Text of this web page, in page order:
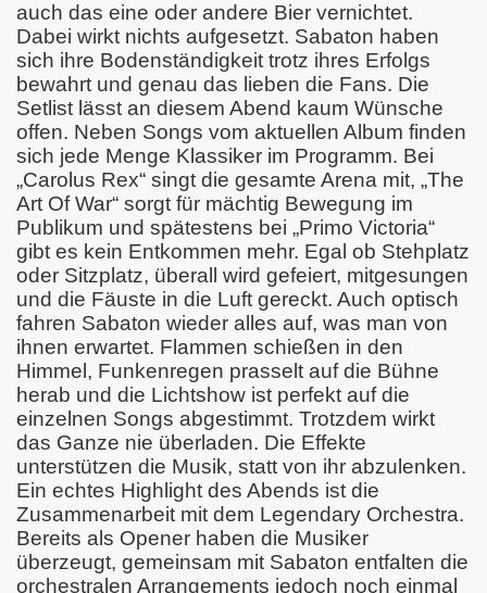
auch das eine oder andere Bier vernichtet.
Dabei wirkt nichts aufgesetzt. Sabaton haben
sich ihre Bodenständigkeit trotz ihres Erfolgs
bewahrt und genau das lieben die Fans. Die
Setlist lässt an diesem Abend kaum Wünsche
offen. Neben Songs vom aktuellen Album finden
sich jede Menge Klassiker im Programm. Bei
„Carolus Rex“ singt die gesamte Arena mit, „The
Art Of War“ sorgt für mächtig Bewegung im
Publikum und spätestens bei „Primo Victoria“
gibt es kein Entkommen mehr. Egal ob Stehplatz
oder Sitzplatz, überall wird gefeiert, mitgesungen
und die Fäuste in die Luft gereckt. Auch optisch
fahren Sabaton wieder alles auf, was man von
ihnen erwartet. Flammen schießen in den
Himmel, Funkenregen prasselt auf die Bühne
herab und die Lichtshow ist perfekt auf die
einzelnen Songs abgestimmt. Trotzdem wirkt
das Ganze nie überladen. Die Effekte
unterstützen die Musik, statt von ihr abzulenken.
Ein echtes Highlight des Abends ist die
Zusammenarbeit mit dem Legendary Orchestra.
Bereits als Opener haben die Musiker
überzeugt, gemeinsam mit Sabaton entfalten die
orchestralen Arrangements jedoch noch einmal